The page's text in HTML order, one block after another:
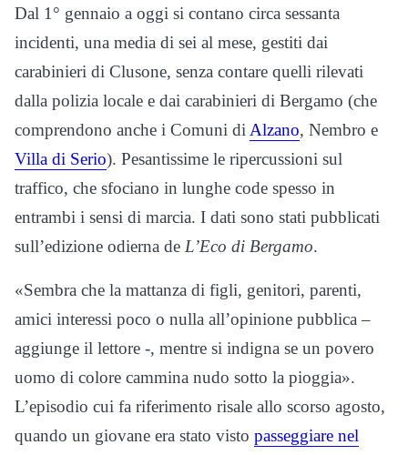
Dal 1° gennaio a oggi si contano circa sessanta
incidenti, una media di sei al mese, gestiti dai
carabinieri di Clusone, senza contare quelli rilevati
dalla polizia locale e dai carabinieri di Bergamo (che
comprendono anche i Comuni diAlzano, Nembro e
Villa di Serio). Pesantissime le ripercussioni sul
traffico, che sfociano in lunghe code spesso in
entrambi i sensi di marcia. I dati sono stati pubblicati
sull’edizione odierna de L’Eco di Bergamo.
«Sembra che la mattanza di figli, genitori, parenti,
amici interessi poco o nulla all’opinione pubblica –
aggiunge il lettore -, mentre si indigna se un povero
uomo di colore cammina nudo sotto la pioggia».
L’episodio cui fa riferimento risale allo scorso agosto,
quando un giovane era stato visto passeggiare nel